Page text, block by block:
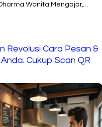
Wanita Mengajar,
Revolusi Cara Pesan &
Cukup Scan QR